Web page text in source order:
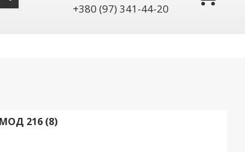
+380 (97) 341-44-20
216 (8)